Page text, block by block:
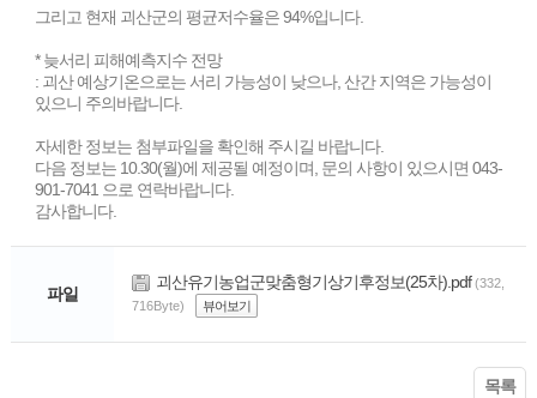
그리고 현재 괴산군의 평균저수율은 94%입니다.
* 늦서리 피해예측지수 전망
: 괴산 예상기온으로는 서리 가능성이 낮으나, 산간 지역은 가능성이
있으니 주의바랍니다.
자세한 정보는 첨부파일을 확인해 주시길 바랍니다.
다음 정보는 10.30(월)에 제공될 예정이며, 문의 사항이 있으시면 043-
901-7041 으로 연락바랍니다.
감사합니다.
파일
괴산유기농업군맞춤형기상기후정보(25차).pdf (332,
716Byte)
뷰어보기
목록